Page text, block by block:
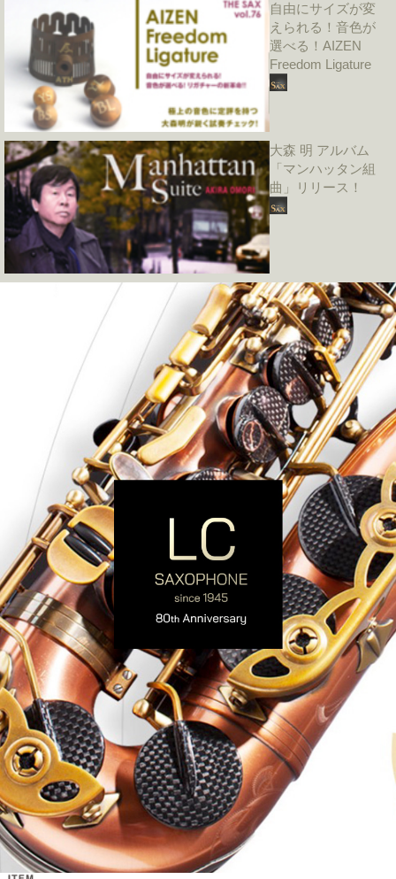
自由にサイズが変
えられる！音色が
選べる！AIZEN
Freedom Ligature
大森 明 アルバム
「マンハッタン組
曲」リリース！